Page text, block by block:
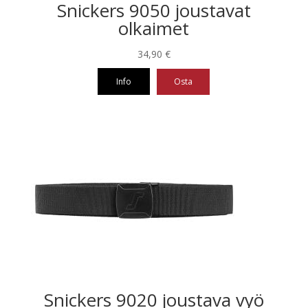
Snickers 9050 joustavat
olkaimet
34,90 €
Info Osta
Snickers 9020 joustava vyö